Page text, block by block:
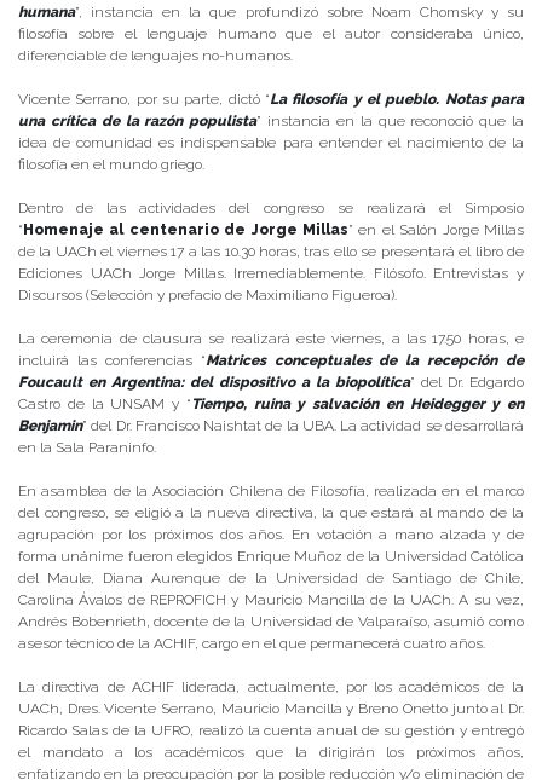
humana”, instancia en la que profundizó sobre Noam Chomsky y su
filosofía sobre el lenguaje humano que el autor consideraba único,
diferenciable de lenguajes no-humanos.
Vicente Serrano, por su parte, dictó “La filosofía y el pueblo. Notas para
una crítica de la razón populista” instancia en la que reconoció que la
idea de comunidad es indispensable para entender el nacimiento de la
filosofía en el mundo griego.
Dentro de las actividades del congreso se realizará el Simposio
“Homenaje al centenario de Jorge Millas” en el Salón Jorge Millas
de la UACh el viernes 17 a las 10.30 horas, tras ello se presentará el libro de
Ediciones UACh Jorge Millas. Irremediablemente. Filósofo. Entrevistas y
Discursos (Selección y prefacio de Maximiliano Figueroa).
La ceremonia de clausura se realizará este viernes, a las 17.50 horas, e
incluirá las conferencias “Matrices conceptuales de la recepción de
Foucault en Argentina: del dispositivo a la biopolítica” del Dr. Edgardo
Castro de la UNSAM y “ Tiempo, ruina y salvación en Heidegger y en
Benjamin” del Dr. Francisco Naishtat de la UBA. La actividad se desarrollará
en la Sala Paraninfo.
En asamblea de la Asociación Chilena de Filosofía, realizada en el marco
del congreso, se eligió a la nueva directiva, la que estará al mando de la
agrupación por los próximos dos años. En votación a mano alzada y de
forma unánime fueron elegidos Enrique Muñoz de la Universidad Católica
del Maule, Diana Aurenque de la Universidad de Santiago de Chile,
Carolina Ávalos de REPROFICH y Mauricio Mancilla de la UACh. A su vez,
Andrés Bobenrieth, docente de la Universidad de Valparaíso, asumió como
asesor técnico de la ACHIF, cargo en el que permanecerá cuatro años.
La directiva de ACHIF liderada, actualmente, por los académicos de la
UACh, Dres. Vicente Serrano, Mauricio Mancilla y Breno Onetto junto al Dr.
Ricardo Salas de la UFRO, realizó la cuenta anual de su gestión y entregó
el mandato a los académicos que la dirigirán los próximos años,
enfatizando en la preocupación por la posible reducción y/o eliminación de